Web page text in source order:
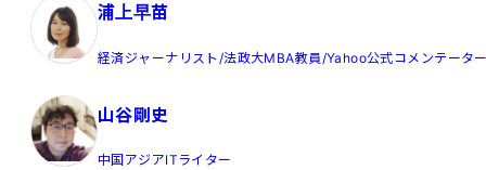
浦上早苗
経済ジャーナリスト/法政大MBA教員/Yahoo公式コメンテータ
山谷剛史
中国アジアITライター